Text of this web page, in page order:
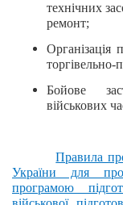
технічних
ремонт;
Організація
торгівельно-
Бойове
військових
Правила
України для
програмою